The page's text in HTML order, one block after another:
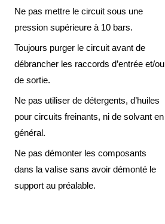
Nous
contacter
revendeurs
dans
le
monde
Devis
Devis
Mentions
Ne pas mettre le circuit sous une
pression supérieure à 10 bars.
Toujours purger le circuit avant de
débrancher les raccords d’entrée et/ou
de sortie.
Ne pas utiliser de détergents, d’huiles
pour circuits freinants, ni de solvant en
général.
Ne pas démonter les composants
dans la valise sans avoir démonté le
support au préalable.